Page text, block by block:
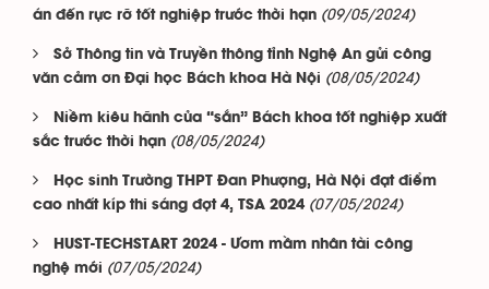
án đến rực rỡ tốt nghiệp trước thời hạn (09/05/2024)
Sở Thông tin và Truyền thông tỉnh Nghệ An gửi công
văn cảm ơn Đại học Bách khoa Hà Nội (08/05/2024)
Niềm kiêu hãnh của “sắn” Bách khoa tốt nghiệp xuất
sắc trước thời hạn (08/05/2024)
Học sinh Trường THPT Đan Phượng, Hà Nội đạt điểm
cao nhất kíp thi sáng đợt 4, TSA 2024 (07/05/2024)
HUST-TECHSTART 2024 - Ươm mầm nhân tài công
nghệ mới (07/05/2024)